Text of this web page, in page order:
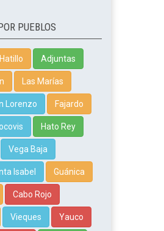
PUEBLOS
Hatillo Adjuntas
Las Marías
Lorenzo Fajardo
Hato Rey
Vega Baja
Isabel Guánica
Cabo Rojo
Vieques Yauco